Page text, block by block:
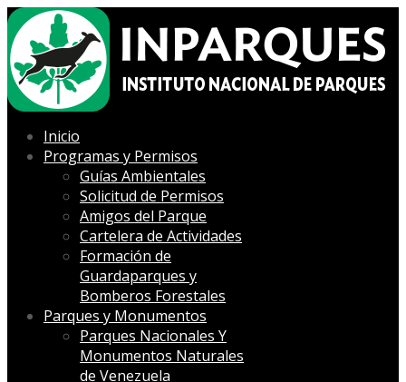
Inicio
Programas y Permisos
Guías Ambientales
Solicitud de Permisos
Amigos del Parque
Cartelera de Actividades
Formación de
Guardaparques y
Bomberos Forestales
Parques y Monumentos
Parques Nacionales Y
Monumentos Naturales
de Venezuela